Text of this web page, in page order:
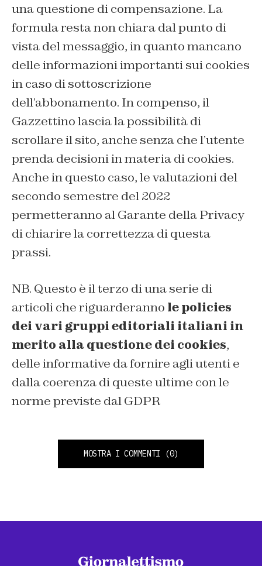
una questione di compensazione. La
formula resta non chiara dal punto di
vista del messaggio, in quanto mancano
delle informazioni importanti sui cookies
in caso di sottoscrizione
dell’abbonamento. In compenso, il
Gazzettino lascia la possibilità di
scrollare il sito, anche senza che l’utente
prenda decisioni in materia di cookies.
Anche in questo caso, le valutazioni del
secondo semestre del 2022
permetteranno al Garante della Privacy
di chiarire la correttezza di questa
prassi.
NB. Questo è il terzo di una serie di
articoli che riguarderanno le policies
dei vari gruppi editoriali italiani in
merito alla questione dei cookies,
delle informative da fornire agli utenti e
dalla coerenza di queste ultime con le
norme previste dal GDPR
MOSTRA I COMMENTI (0)